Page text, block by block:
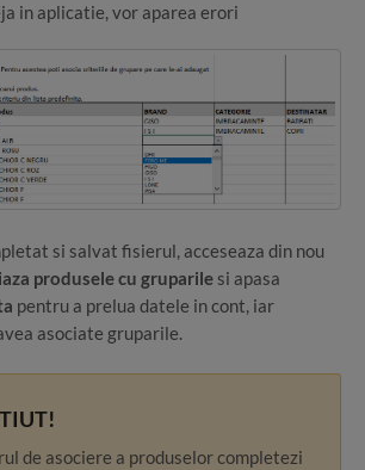
in aplicatie, vor aparea erori
si salvat fisierul, acceseaza din nou
produsele cu gruparile si apasa
pentru a prelua datele in cont, iar
asociate gruparile.
de asociere a produselor completezi